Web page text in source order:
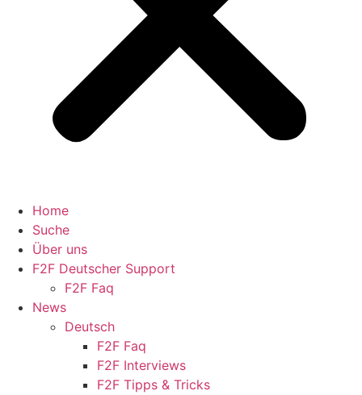
Home
Suche
Über uns
F2F Deutscher Support
F2F Faq
News
Deutsch
F2F Faq
F2F Interviews
F2F Tipps & Tricks